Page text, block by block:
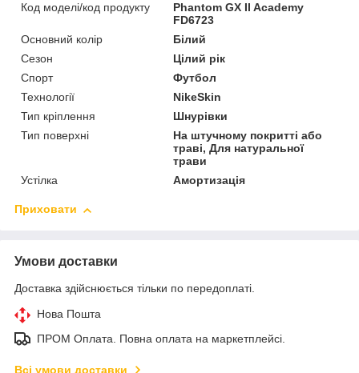
Код моделі/код продукту
Phantom GX II Academy
FD6723
Основний колір
Білий
Сезон
Цілий рік
Спорт
Футбол
Технології
NikeSkin
Тип кріплення
Шнурівки
Тип поверхні
На штучному покритті або
траві, Для натуральної
трави
Устілка
Амортизація
Приховати
Умови доставки
Доставка здійснюється тільки по передоплаті.
Нова Пошта
ПРОМ Оплата. Повна оплата на маркетплейсі.
Всі умови доставки